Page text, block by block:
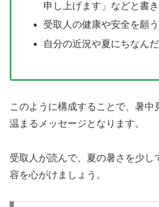
申し上げます」などと書
受取人の健康や安全を願
自分の近況や夏にちなん
このように構成することで、暑中
温まるメッセージとなります。
受取人が読んで、夏の暑さを少し
容を心がけましょう。